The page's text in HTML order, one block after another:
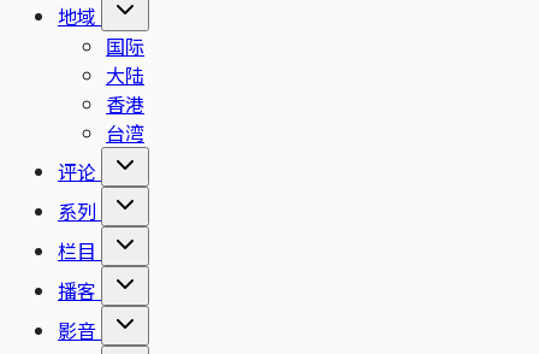
地域
国际
大陆
香港
台湾
评论
系列
栏目
播客
影音